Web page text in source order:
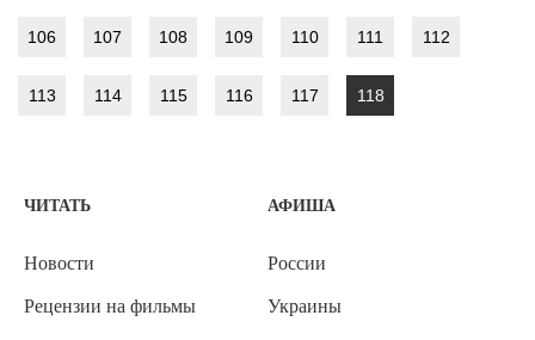
106 107 108 109 110 111 112
113 114 115 116 117 118
ЧИТАТЬ
Новости
Рецензии на фильмы
АФИША
России
Украины